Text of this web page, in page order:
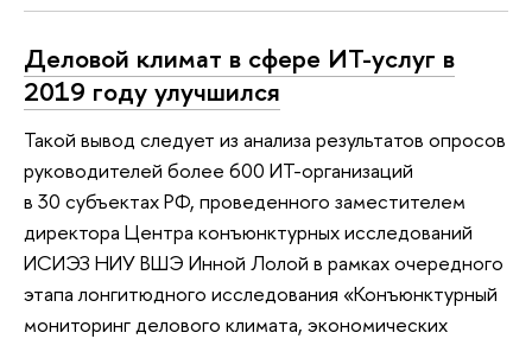
Деловой климат в сфере ИТ-услуг в
2019 году улучшился
Такой вывод следует из анализа результатов опросов
руководителей более 600 ИТ-организаций
в 30 субъектах РФ, проведенного заместителем
директора Центра конъюнктурных исследований
ИСИЭЗ НИУ ВШЭ Инной Лолой в рамках очередного
этапа лонгитюдного исследования «Конъюнктурный
мониторинг делового климата, экономических